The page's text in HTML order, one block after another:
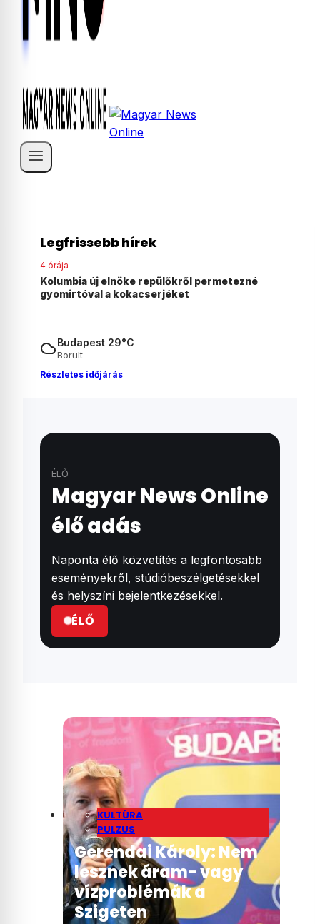
Legfrissebb hírek
4 órája
Agyonvert egy osztrák férfit egy 18 éves
magyar fiú Ausztriában
Budapest 29°C
Borult
Részletes időjárás
ÉLŐ
Magyar News Online
élő adás
Naponta élő közvetítés a legfontosabb
eseményekről, stúdióbeszélgetésekkel
és helyszíni bejelentkezésekkel.
ÉLŐ
KULTÚRA
PULZUS
Gerendai Károly: Nem
lesznek áram- vagy
vízproblémák a
Szigeten